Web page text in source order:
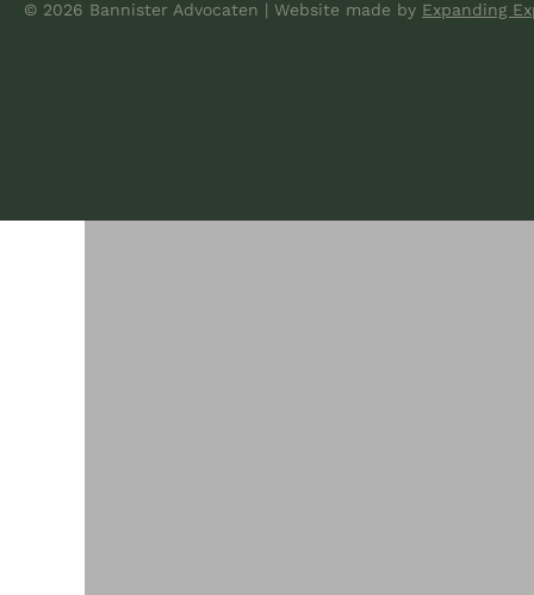
© 2026 Bannister Advocaten | Website made by Expanding